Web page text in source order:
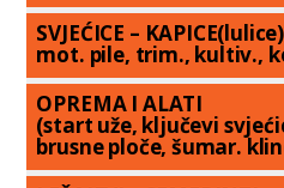
SVJEĆICE – KAPICE(lulice)
mot. pile, trim., kultiv.,
OPREMA I ALATI
(start uže, ključevi
brusne ploče, šumar.